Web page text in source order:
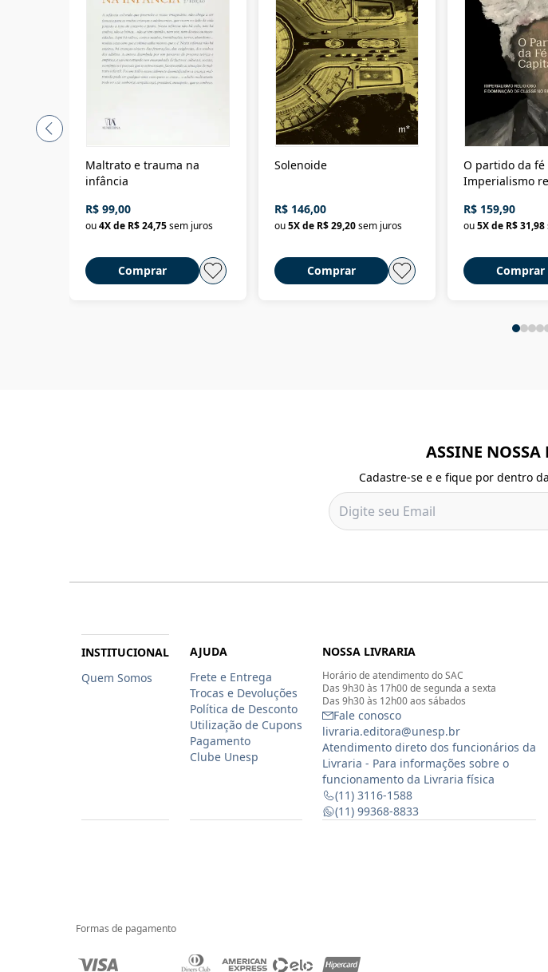
Maltrato e trauma na
infância
R$ 99,00
ou4X de R$ 24,75sem juros
Comprar
Solenoide
R$ 146,00
ou5X de R$ 29,20sem juros
Comprar
O partido da
Imperialismo
Brasil
R$ 159,90
ou5X de R$ 31,98
Comprar
ASSINE NOSSA
Cadastre-se e e fique por dentro
INSTITUCIONAL
Quem Somos
AJUDA
Frete e Entrega
Trocas e Devoluções
Política de Desconto
Utilização de Cupons
Pagamento
Clube Unesp
NOSSA LIVRARIA
Horário de atendimento do SAC
Das 9h30 às 17h00 de segunda a sexta
Das 9h30 às 12h00 aos sábados
Fale conosco
livraria.editora@unesp.br
Atendimento direto dos funcionários da
Livraria - Para informações sobre o
funcionamento da Livraria física
(11) 3116-1588
(11) 99368-8833
Formas de pagamento